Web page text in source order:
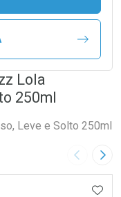
Lola
250ml
Leve e Solto 250ml
Imagem
AOS FAVORITOS